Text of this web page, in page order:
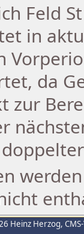
Feld
in
da
zur
Heinz Herzog,